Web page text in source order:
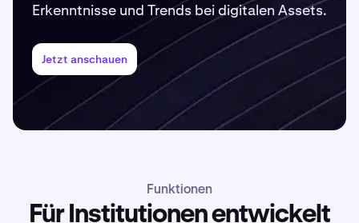
Erkenntnisse und Trends bei digitalen Assets.
Jetzt anschauen
Funktionen
Für Institutionen entwickelt